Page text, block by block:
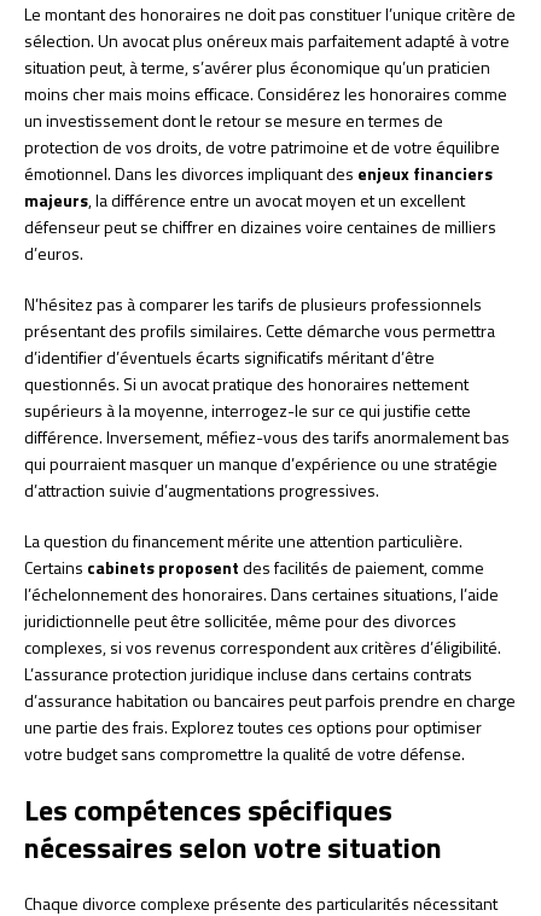
Le montant des honoraires ne doit pas constituer l’unique critère de
sélection. Un avocat plus onéreux mais parfaitement adapté à votre
situation peut, à terme, s’avérer plus économique qu’un praticien
moins cher mais moins efficace. Considérez les honoraires comme
un investissement dont le retour se mesure en termes de
protection de vos droits, de votre patrimoine et de votre équilibre
émotionnel. Dans les divorces impliquant des enjeux financiers
majeurs, la différence entre un avocat moyen et un excellent
défenseur peut se chiffrer en dizaines voire centaines de milliers
d’euros.
N’hésitez pas à comparer les tarifs de plusieurs professionnels
présentant des profils similaires. Cette démarche vous permettra
d’identifier d’éventuels écarts significatifs méritant d’être
questionnés. Si un avocat pratique des honoraires nettement
supérieurs à la moyenne, interrogez-le sur ce qui justifie cette
différence. Inversement, méfiez-vous des tarifs anormalement bas
qui pourraient masquer un manque d’expérience ou une stratégie
d’attraction suivie d’augmentations progressives.
La question du financement mérite une attention particulière.
Certains cabinets proposentdes facilités de paiement, comme
l’échelonnement des honoraires. Dans certaines situations, l’aide
juridictionnelle peut être sollicitée, même pour des divorces
complexes, si vos revenus correspondent aux critères d’éligibilité.
L’assurance protection juridique incluse dans certains contrats
d’assurance habitation ou bancaires peut parfois prendre en charge
une partie des frais. Explorez toutes ces options pour optimiser
votre budget sans compromettre la qualité de votre défense.
Les compétences spécifiques
nécessaires selon votre situation
Chaque divorce complexe présente des particularités nécessitant